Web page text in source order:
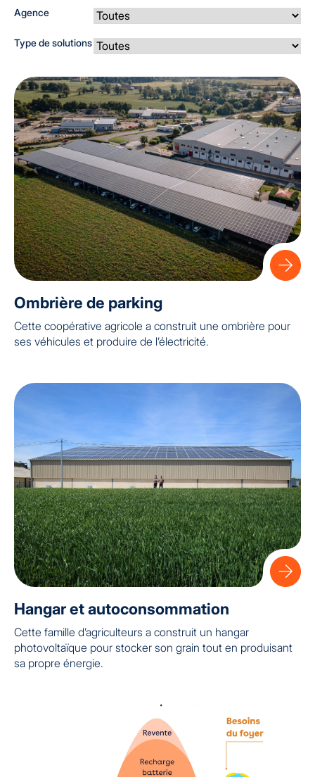
Agence
Type de solutions
Ombrière de parking
Cette coopérative agricole a construit une ombrière pour
ses véhicules et produire de l’électricité.
Hangar et autoconsommation
Cette famille d’agriculteurs a construit un hangar
photovoltaïque pour stocker son grain tout en produisant
sa propre énergie.